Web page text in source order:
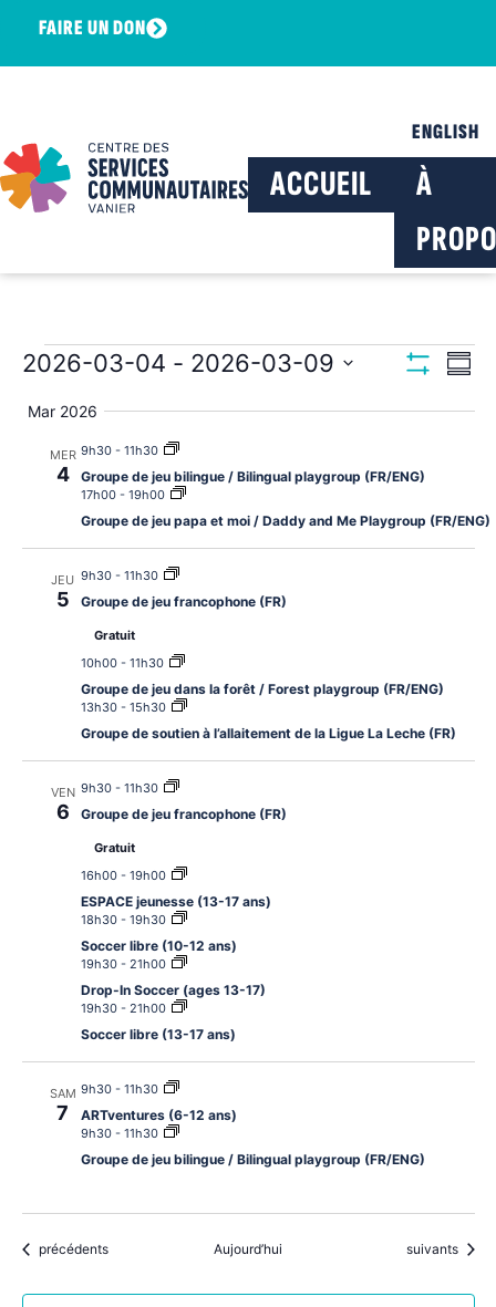
FAIRE UN DON
ENGLISH
ACCUEIL
À
parde
2026-03-04 - 2026-03-09
la
date
Mar 2026
MER
4
9h30- 11h30
Groupe de jeu bilingue / Bilingual playgroup (FR/ENG)
17h00- 19h00
Groupe de jeu papa et moi / Daddy and Me Playgroup (FR/ENG)
JEU
5
9h30- 11h30
Groupe de jeu francophone (FR)
Gratuit
10h00- 11h30
Groupe de jeu dans la forêt / Forest playgroup (FR/ENG)
13h30- 15h30
Groupe de soutien à l’allaitement de la Ligue La Leche (FR)
VEN
6
9h30- 11h30
Groupe de jeu francophone (FR)
Gratuit
16h00- 19h00
ESPACE jeunesse (13-17 ans)
18h30- 19h30
Soccer libre (10-12 ans)
19h30- 21h00
Drop-In Soccer (ages 13-17)
19h30- 21h00
Soccer libre (13-17 ans)
SAM
7
9h30- 11h30
ARTventures (6-12 ans)
9h30- 11h30
Groupe de jeu bilingue / Bilingual playgroup (FR/ENG)
Évènements
précédents Aujourd’hui Évènements
suivants